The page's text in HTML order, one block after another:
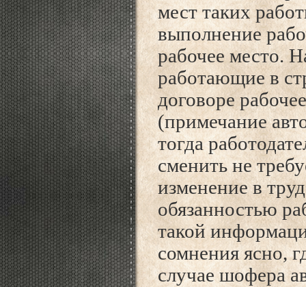
мест таких
выполнение
рабочее место.
работающие в
договоре
(примечание
тогда
сменить не
изменение в
обязанностью
такой
сомнения ясно,
случае шофера